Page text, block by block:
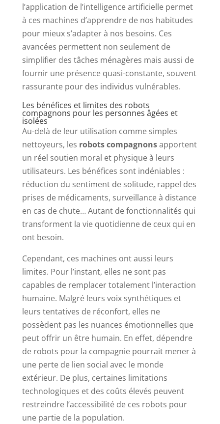
l’application de l’intelligence artificielle permet
à ces machines d’apprendre de nos habitudes
pour mieux s’adapter à nos besoins. Ces
avancées permettent non seulement de
simplifier des tâches ménagères mais aussi de
fournir une présence quasi-constante, souvent
rassurante pour des individus vulnérables.
Les bénéfices et limites des robots
compagnons pour les personnes âgées et
isolées
Au-delà de leur utilisation comme simples
nettoyeurs, les robots compagnonsapportent
un réel soutien moral et physique à leurs
utilisateurs. Les bénéfices sont indéniables :
réduction du sentiment de solitude, rappel des
prises de médicaments, surveillance à distance
en cas de chute… Autant de fonctionnalités qui
transforment la vie quotidienne de ceux qui en
ont besoin.
Cependant, ces machines ont aussi leurs
limites. Pour l’instant, elles ne sont pas
capables de remplacer totalement l’interaction
humaine. Malgré leurs voix synthétiques et
leurs tentatives de réconfort, elles ne
possèdent pas les nuances émotionnelles que
peut offrir un être humain. En effet, dépendre
de robots pour la compagnie pourrait mener à
une perte de lien social avec le monde
extérieur. De plus, certaines limitations
technologiques et des coûts élevés peuvent
restreindre l’accessibilité de ces robots pour
une partie de la population.